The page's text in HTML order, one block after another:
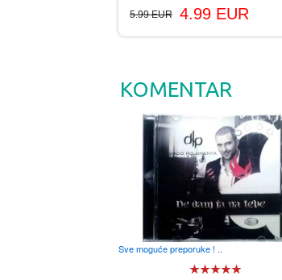
5.99 EUR
4.99 EUR
KOMENTAR
Sve moguće preporuke ! ..